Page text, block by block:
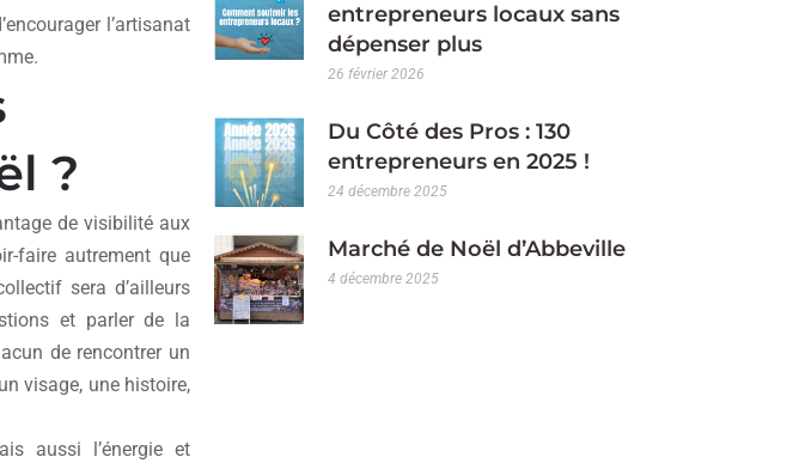
l’artisanat
?
de visibilité aux
faire autrement que
sera d’ailleurs
et parler de la
de rencontrer un
visage, une histoire,
aussi l’énergie et
entrepreneurs locaux sans
dépenser plus​
26 février 2026
Du Côté des Pros : 130
entrepreneurs en 2025 !
24 décembre 2025
Marché de Noël d’Abbeville​
4 décembre 2025